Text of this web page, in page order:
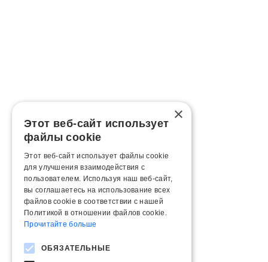
×
Этот веб-сайт использует
файлы cookie
Этот веб-сайт использует файлы cookie
для улучшения взаимодействия с
пользователем. Используя наш веб-сайт,
вы соглашаетесь на использование всех
файлов cookie в соответствии с нашей
Политикой в ​​отношении файлов cookie.
Прочитайте больше
ОБЯЗАТЕЛЬНЫЕ